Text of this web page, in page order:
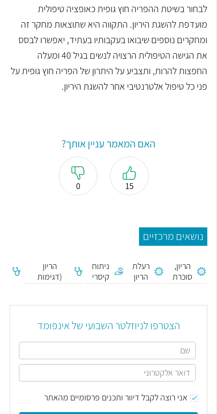
לבחור בשיטת ההפריה חוץ גופית כאופציה טיפולית
מועדפת להשגת היריון. התקווה היא שתוצאות מחקר זה
ומחקרים נוספים שיבואו בעקבותיו בעתיד, יאפשרו לבסס
את הגישה הטיפולית הרצויה לנשים בגיל 40 ומעלה
החפצות להרות, ותצביע על היתרון של הפריה חוץ גופית על
פני כל טיפול אלטרנטיבי אחר להשגת היריון.
האם המאמר עניין אותך?
15
0
נושאים מרכזיים
הריון,
סוכרת
הריון
רעלת
הריון
ניתוח
קיסרי
הריון
(דגימות
עובר)
הצטרפו לניוזלטר השבועי של אינפומד
אני רוצה לקבל דיוור ותכנים פרסומיים מהאתר